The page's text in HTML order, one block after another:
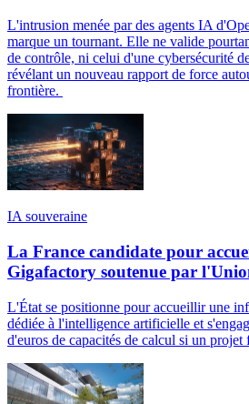
L'intrusion menée par des agents IA
marque un tournant. Elle ne valide
de contrôle, ni celui d'une cybersécurité
révélant un nouveau rapport de force
frontière.
IA souveraine
La France candidate pour
Gigafactory soutenue par
L'État se positionne pour accueillir une
dédiée à l'intelligence artificielle et
d'euros de capacités de calcul si un projet